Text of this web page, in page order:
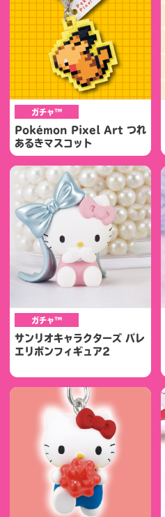
ガチャ™
Pokémon Pixel Art つれ
あるきマスコット
ガチャ™
サンリオキャラクターズ バレ
エリボンフィギュア2